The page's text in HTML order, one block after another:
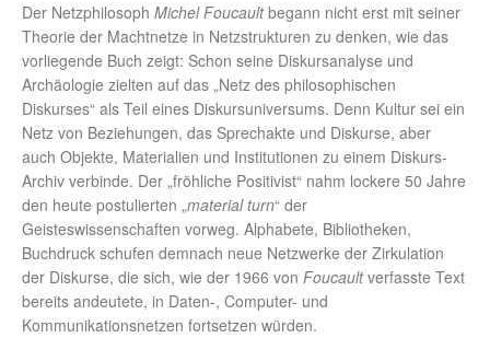
Der Netzphilosoph Michel Foucaultbegann nicht erst mit seiner
Theorie der Machtnetze in Netzstrukturen zu denken, wie das
vorliegende Buch zeigt: Schon seine Diskursanalyse und
Archäologie zielten auf das „Netz des philosophischen
Diskurses“ als Teil eines Diskursuniversums. Denn Kultur sei ein
Netz von Beziehungen, das Sprechakte und Diskurse, aber
auch Objekte, Materialien und Institutionen zu einem Diskurs-
Archiv verbinde. Der „fröhliche Positivist“ nahm lockere 50 Jahre
den heute postulierten „material turn“ der
Geisteswissenschaften vorweg. Alphabete, Bibliotheken,
Buchdruck schufen demnach neue Netzwerke der Zirkulation
der Diskurse, die sich, wie der 1966 von Foucaultverfasste Text
bereits andeutete, in Daten-, Computer- und
Kommunikationsnetzen fortsetzen würden.